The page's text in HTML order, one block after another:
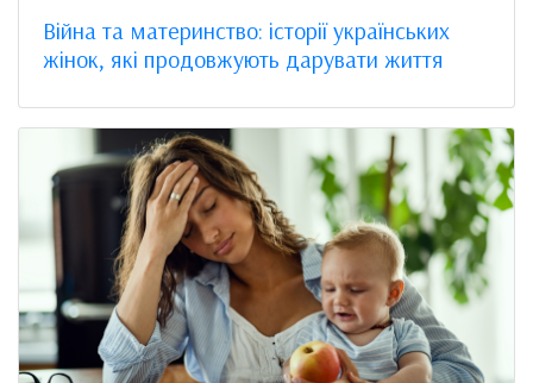
Війна та материнство: історії українських
жінок, які продовжують дарувати життя